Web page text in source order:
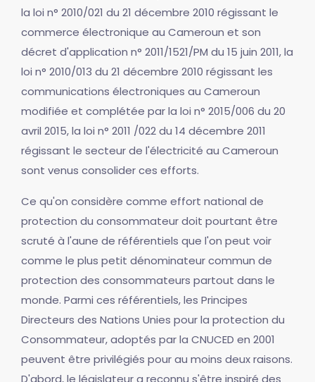
la loi n° 2010/021 du 21 décembre 2010 régissant le
commerce électronique au Cameroun et son
décret d'application n° 2011/1521/PM du 15 juin 2011, la
loi n° 2010/013 du 21 décembre 2010 régissant les
communications électroniques au Cameroun
modifiée et complétée par la loi n° 2015/006 du 20
avril 2015, la loi n° 2011 /022 du 14 décembre 2011
régissant le secteur de l'électricité au Cameroun
sont venus consolider ces efforts.
Ce qu'on considère comme effort national de
protection du consommateur doit pourtant être
scruté à l'aune de référentiels que l'on peut voir
comme le plus petit dénominateur commun de
protection des consommateurs partout dans le
monde. Parmi ces référentiels, les Principes
Directeurs des Nations Unies pour la protection du
Consommateur, adoptés par la CNUCED en 2001
peuvent être privilégiés pour au moins deux raisons.
D'abord, le législateur a reconnu s'être inspiré des